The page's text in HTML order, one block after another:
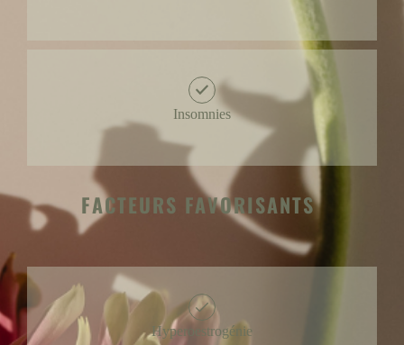
Insomnies
FACTEURS FAVORISANTS
Hyperoestrogénie